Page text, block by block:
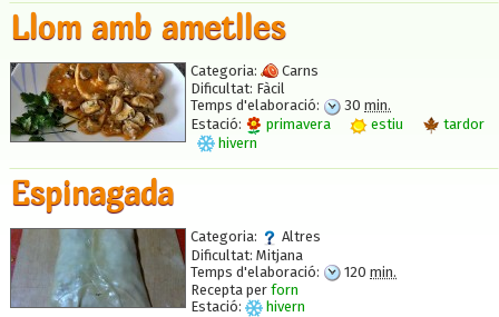
Llom amb ametlles
Categoria:
Carns
Dificultat: Fàcil
Temps d'elaboració:
30 min.
Estació:
primavera estiu
tardor
hivern
Espinagada
Categoria:
Altres
Dificultat: Mitjana
Temps d'elaboració:
120 min.
Recepta per forn
Estació:
hivern